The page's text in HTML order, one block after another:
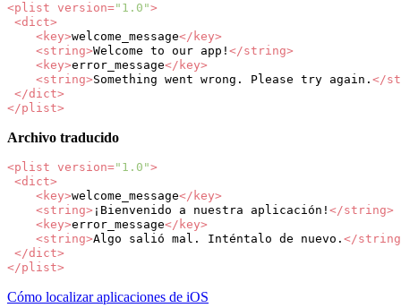
<plist version="1.0">
<dict>
<key>welcome_message</key>
<string>Welcome to our app! </string>
<key>error_message</key>
<string>Something went wrong. Please try again. </
</dict>
</plist>
Archivo traducido
<plist version="1.0">
<dict>
<key>welcome_message</key>
<string> ¡Bienvenido a nuestra aplicación! </string>
<key>error_message</key>
<string>Algo salió mal. Inténtalo de nuevo. </
</dict>
</plist>
Cómo localizar aplicaciones de iOS